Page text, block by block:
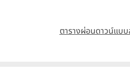
ตารางผ่อนดาวน์แบ